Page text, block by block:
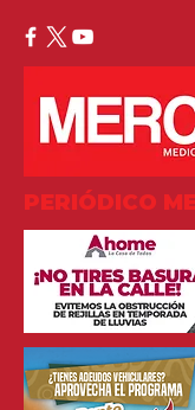
PERIÓDICO